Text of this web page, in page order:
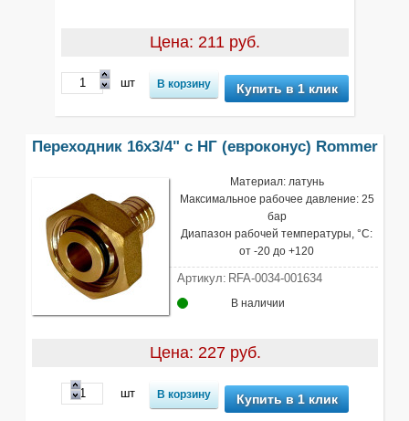
Цена: 211 руб.
шт Купить в 1 клик
Переходник 16х3/4" с НГ (евроконус) Rommer
Материал: латунь
Максимальное рабочее давление: 25
бар
Диапазон рабочей температуры, °С:
от -20 до +120
Артикул: RFA-0034-001634
В наличии
Цена: 227 руб.
шт Купить в 1 клик